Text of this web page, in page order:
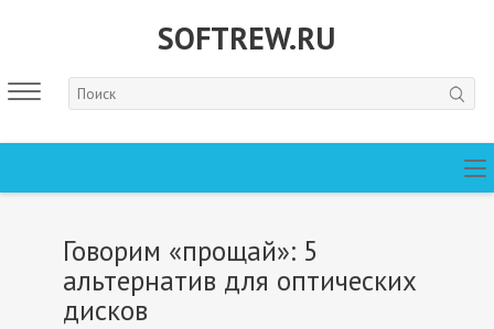
SOFTREW.RU
Говорим «прощай»: 5
альтернатив для оптических
дисков